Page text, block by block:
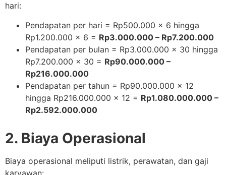
hari:
Pendapatan per hari = Rp500.000 x 6 hingga
Rp1.200.000 x 6 = Rp3.000.000 – Rp7.200.000
Pendapatan per bulan = Rp3.000.000 x 30 hingga
Rp7.200.000 x 30 = Rp90.000.000 –
Rp216.000.000
Pendapatan per tahun = Rp90.000.000 x 12
hingga Rp216.000.000 x 12 = Rp1.080.000.000 –
Rp2.592.000.000
2. Biaya Operasional
Biaya operasional meliputi listrik, perawatan, dan gaji
karyawan: